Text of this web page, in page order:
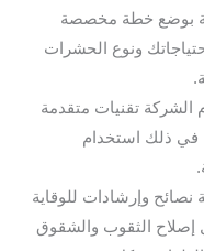
بوضع خطة مخصصة
ونوع الحشرات
الشركة تقنيات متقدمة
في ذلك استخدام
نصائح وإرشادات للوقاية
الثقوب والشقوق